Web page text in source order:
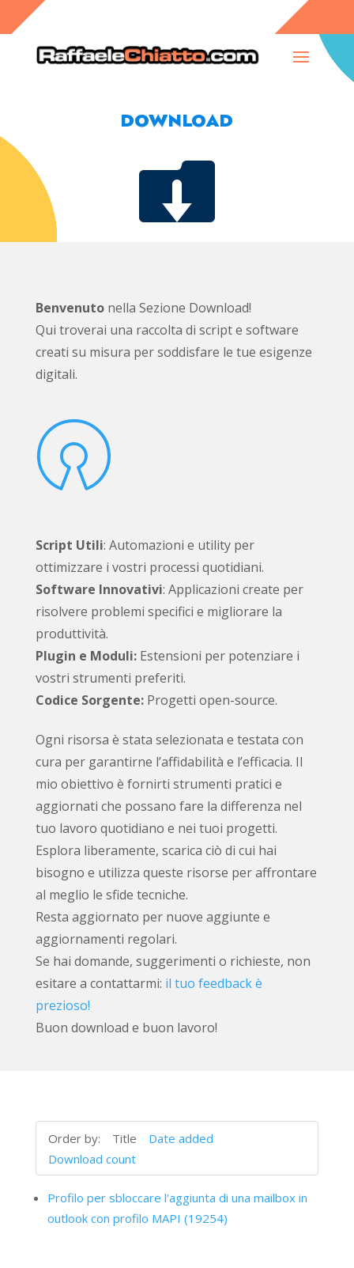
DOWNLOAD

Benvenutonella Sezione Download!
Qui troverai una raccolta di script e software
creati su misura per soddisfare le tue esigenze
digitali.

Script Utili: Automazioni e utility per
ottimizzare i vostri processi quotidiani.
Software Innovativi: Applicazioni create per
risolvere problemi specifici e migliorare la
produttività.
Plugin e Moduli:Estensioni per potenziare i
vostri strumenti preferiti.
Codice Sorgente:Progetti open-source.
Ogni risorsa è stata selezionata e testata con
cura per garantirne l’affidabilità e l’efficacia. Il
mio obiettivo è fornirti strumenti pratici e
aggiornati che possano fare la differenza nel
tuo lavoro quotidiano e nei tuoi progetti.
Esplora liberamente, scarica ciò di cui hai
bisogno e utilizza queste risorse per affrontare
al meglio le sfide tecniche.
Resta aggiornato per nuove aggiunte e
aggiornamenti regolari.
Se hai domande, suggerimenti o richieste, non
esitare a contattarmi: il tuo feedback è
prezioso!
Buon download e buon lavoro!
Order by: Title
Date added
Download count
Profilo per sbloccare l'aggiunta di una mailbox in
outlook con profilo MAPI (19254)